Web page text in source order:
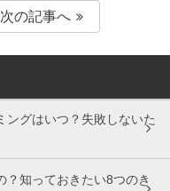
次の記事へ
ングはいつ？失敗しないた
？知っておきたい8つのき